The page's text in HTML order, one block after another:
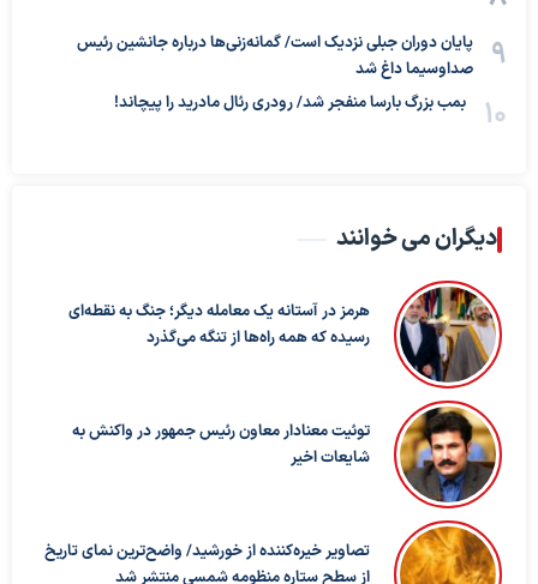
پایان دوران جبلی نزدیک است/ گمانه‌زنی‌ها درباره جانشین رئیس
صداوسیما داغ شد
بمب بزرگ بارسا منفجر شد/ رودری رئال مادرید را پیچاند!
دیگران می خوانند
هرمز در آستانه یک معامله دیگر؛ جنگ به نقطه‌ای
رسیده که همه راه‌ها از تنگه می‌گذرد
توئیت معنادار معاون رئیس جمهور در واکنش به
شایعات اخیر
تصاویر خیره‌کننده از خورشید/ واضح‌ترین نمای تاریخ
از سطح ستاره منظومه شمسی منتشر شد